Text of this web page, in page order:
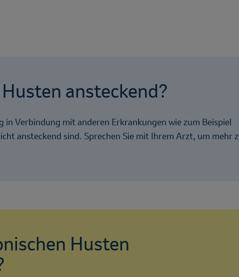
ansteckend?
Verbindung mit anderen Erkrankungen wie zum Beispiel
ansteckend sind. Sprechen Sie mit Ihrem Arzt, um mehr
Husten